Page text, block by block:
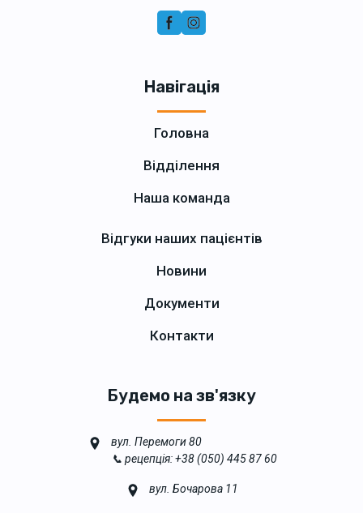
Навігація
Головна
Відділення
Наша команда
Відгуки наших пацієнтів
Новини
Документи
Контакти
Будемо на зв'язку
вул. Перемоги 80
📞 рецепція: +38 (050) 445 87 60
вул. Бочарова 11